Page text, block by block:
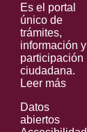
Es el portal
único de
trámites,
información y
participación
ciudadana.
Leer más
Datos
abiertos